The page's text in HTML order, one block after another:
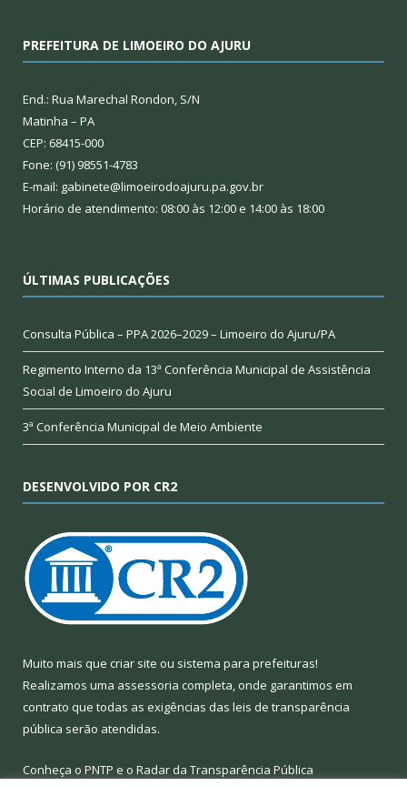
PREFEITURA DE LIMOEIRO DO AJURU
End.: Rua Marechal Rondon, S/N
Matinha – PA
CEP: 68415-000
Fone: (91) 98551-4783
E-mail: gabinete@limoeirodoajuru.pa.gov.br
Horário de atendimento: 08:00 às 12:00 e 14:00 às 18:00
ÚLTIMAS PUBLICAÇÕES
Consulta Pública – PPA 2026–2029 – Limoeiro do Ajuru/PA
Regimento Interno da 13ª Conferência Municipal de Assistência
Social de Limoeiro do Ajuru
3ª Conferência Municipal de Meio Ambiente
DESENVOLVIDO POR CR2
Muito mais que criar site ou sistema para prefeituras!
Realizamos uma assessoria completa, onde garantimos em
contrato que todas as exigências das leis de transparência
pública serão atendidas.
Conheça o PNTP e o Radar da Transparência Pública